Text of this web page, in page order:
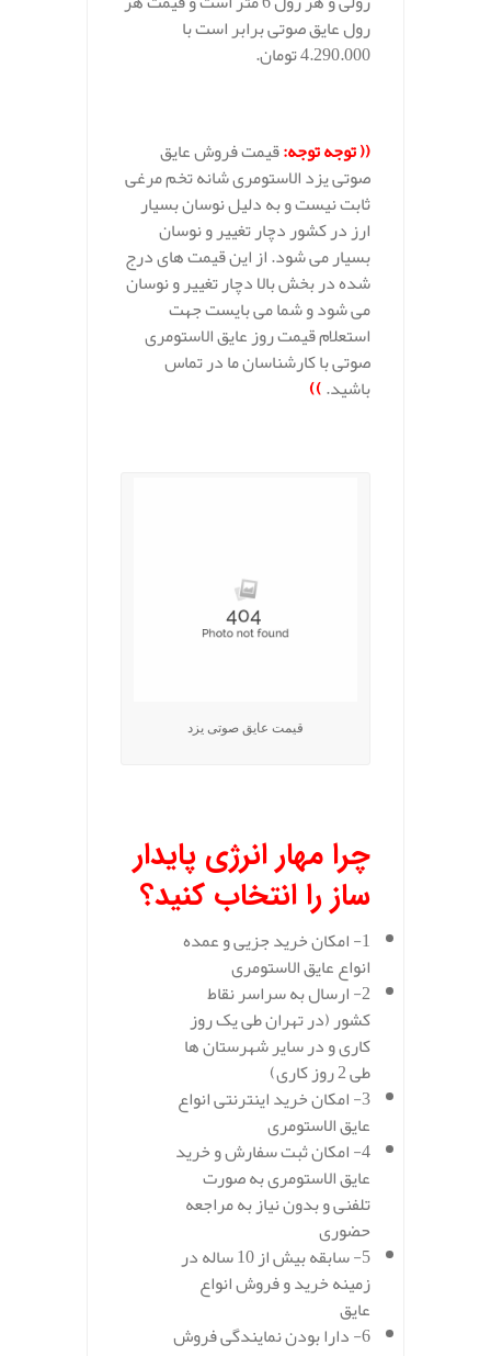
رول عایق صوتی برابر است با
4.290.000 تومان.
((توجه توجه:قیمت فروش عایق
صوتی یزد الاستومری شانه تخم مرغی
ثابت نیست و به دلیل نوسان بسیار
ارز در کشور دچار تغییر و نوسان
بسیار می شود. از این قیمت های درج
شده در بخش بالا دچار تغییر و نوسان
می شود و شما می بایست جهت
استعلام قیمت روز عایق الاستومری
صوتی با کارشناسان ما در تماس
باشید.))
قیمت عایق صوتی یزد
چرا مهار انرژی پایدار
ساز را انتخاب کنید؟
1- امکان خرید جزیی و عمده
انواع عایق الاستومری
2- ارسال به سراسر نقاط
کشور (در تهران طی یک روز
کاری و در سایر شهرستان ها
طی 2 روز کاری)
3- امکان خرید اینترنتی انواع
عایق الاستومری
4- امکان ثبت سفارش و خرید
عایق الاستومری به صورت
تلفنی و بدون نیاز به مراجعه
حضوری
5- سابقه بیش از 10 ساله در
زمینه خرید و فروش انواع
عایق
6- دارا بودن نمایندگی فروش